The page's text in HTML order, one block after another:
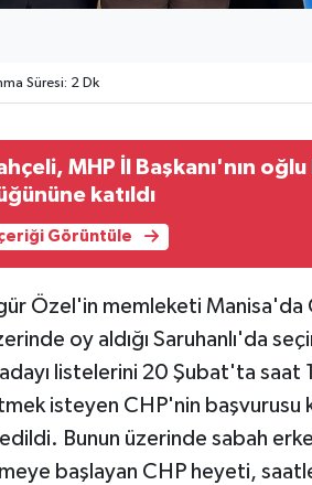
Süresi: 2 Dk
MHP İl Başkanı'nın
katıldı
Görüntüle
Özel'in memleketi
oy aldığı Saruhanlı'da
adayı listelerini 20 Şubat'ta
isteyen CHP'nin başvurusu
Bunun üzerinde sabah
başlayan CHP heyeti,